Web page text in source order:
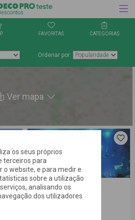
FAVORITAS CATEGORIAS
Ordenar por:
Ver mapa
guardares
a oferta
nos
favoritos
Clica
para
a
nos
os seus próprios
terceiros para
o website, e para medir e
sobre a utilização
analisando os
dos utilizadores